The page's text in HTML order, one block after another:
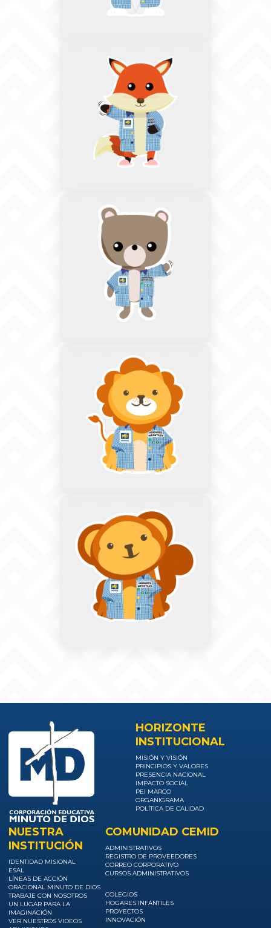
Hogar Infantil Rafael
García Herreros
Minuto de Dios - Calle 81 B
No. 73 - 24
CONOCE MÁS
SITIO WEB
Hogar Infantil
Bogotá, Tunjuelito - Calle 54
Sur No. 9 A - 03
CONOCE MÁS
SITIO WEB
Hogar Infantil
Nazareth
Engativá, La Palestina - Tv. 77
# 81G - 21
CONOCE MÁS
SITIO WEB
CDI Aprobi
Bogotá, Suba - Carrera 109 No.
137 - 45
CONOCE MÁS
SITIO WEB
Calle 161 No. 7 F - 11
CONOCE MÁS
SITIO WEB
HORIZONTE
INSTITUCIONAL
MISIÓN Y VISIÓN
PRINCIPIOS Y VALORES
PRESENCIA NACIONAL
IMPACTO SOCIAL
PEI MARCO
ORGANIGRAMA
POLÍTICA DE CALIDAD
NUESTRA
INSTITUCIÓN
IDENTIDAD MISIONAL
ESAL
LÍNEAS DE ACCIÓN
ORACIONAL MINUTO DE DIOS
TRABAJE CON NOSOTROS
UN LUGAR PARA LA
IMAGINACIÓN
VER NUESTROS VIDEOS
COMUNIDAD CEMID
ADMINISTRATIVOS
REGISTRO DE PROVEEDORES
CORREO CORPORATIVO
CURSOS ADMINISTRATIVOS
COLEGIOS
HOGARES INFANTILES
PROYECTOS
INNOVACIÓN